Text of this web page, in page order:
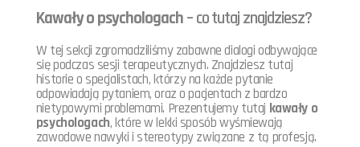
Kawały o psychologach– co tutaj znajdziesz?
W tej sekcji zgromadziliśmy zabawne dialogi odbywające
się podczas sesji terapeutycznych. Znajdziesz tutaj
historie o specjalistach, którzy na każde pytanie
odpowiadają pytaniem, oraz o pacjentach z bardzo
nietypowymi problemami. Prezentujemy tutaj kawały o
psychologach, które w lekki sposób wyśmiewają
zawodowe nawyki i stereotypy związane z tą profesją.